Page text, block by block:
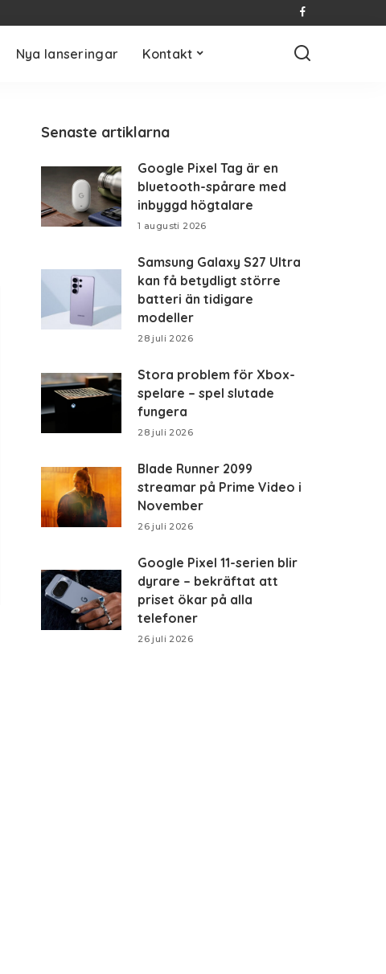
Nya lanseringar Kontakt
Senaste artiklarna
Google Pixel Tag är en
bluetooth-spårare med
inbyggd högtalare
1 augusti 2026
Samsung Galaxy S27 Ultra
kan få betydligt större
batteri än tidigare
modeller
28 juli 2026
Stora problem för Xbox-
spelare – spel slutade
fungera
28 juli 2026
Blade Runner 2099
streamar på Prime Video i
November
26 juli 2026
Google Pixel 11-serien blir
dyrare – bekräftat att
priset ökar på alla
telefoner
26 juli 2026